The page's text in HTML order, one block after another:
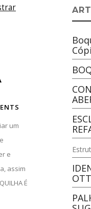
um
e
assim
É